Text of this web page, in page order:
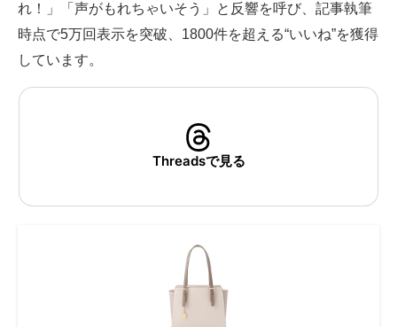
スマホと通信の最新トレンド
進化するPCとデバイスの未来
マーケ×ITの今がよく分かる
れ！」「声がもれちゃいそう」と反響を呼び、記事執筆
時点で5万回表示を突破、1800件を超える“いいね”を獲得
しています。
Threadsで見る